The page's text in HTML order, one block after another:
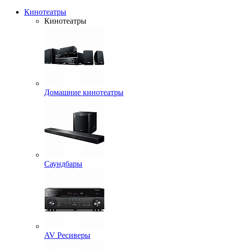
Кинотеатры
Кинотеатры
Домашние кинотеатры
Саундбары
AV Ресиверы